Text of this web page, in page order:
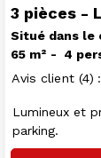
3 pièces -
Situé dans le
65 m²
4
Avis client (4)
Lumineux et
parking.